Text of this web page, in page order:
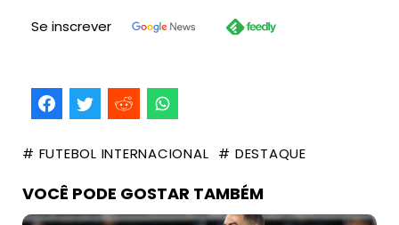
Se inscrever
# FUTEBOL INTERNACIONAL # DESTAQUE
VOCÊ PODE GOSTAR TAMBÉM